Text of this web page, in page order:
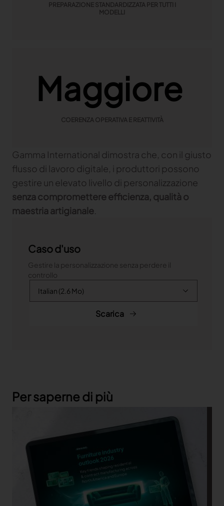
PREPARAZIONE STANDARDIZZATA PER TUTTI I
MODELLI
Maggiore
COERENZA OPERATIVA E REATTIVITÀ
Gamma International dimostra che, con il giusto
flusso di lavoro digitale, i produttori possono
gestire un elevato livello di personalizzazione
senza compromettere efficienza, qualità o
maestria artigianale.
Caso d'uso
Gestire la personalizzazione senza perdere il
controllo
Scarica
Per saperne di più